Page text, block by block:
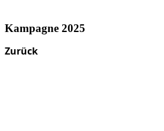
Kampagne 2025
Zurück